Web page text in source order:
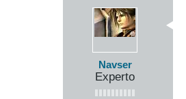
Navser
Experto